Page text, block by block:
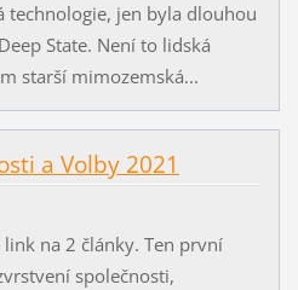
technologie, jen byla dlouhou
State. Není to lidská
starší mimozemská...
a Volby 2021
na 2 články. Ten první
společnosti,